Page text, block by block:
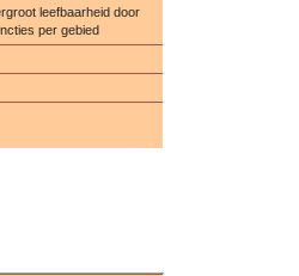
leefbaarheid door
per gebied